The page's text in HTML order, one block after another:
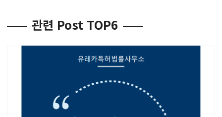
관련 Post TOP6